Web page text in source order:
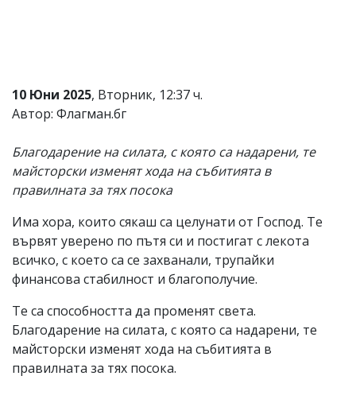
от
читателите
и
не
носи
отговорност
за
Ако
обиден
за
вас
коментар,
моля
сигнализирайте
ни!
10 Юни 2025, Вторник, 12:37 ч.
Автор: Флагман.бг
Благодарение на силата, с която са надарени, те
майсторски изменят хода на събитията в
правилната за тях посока
Има хора, които сякаш са целунати от Господ. Те
вървят уверено по пътя си и постигат с лекота
всичко, с което са се захванали, трупайки
финансова стабилност и благополучие.
Те са способността да променят света.
Благодарение на силата, с която са надарени, те
майсторски изменят хода на събитията в
правилната за тях посока.